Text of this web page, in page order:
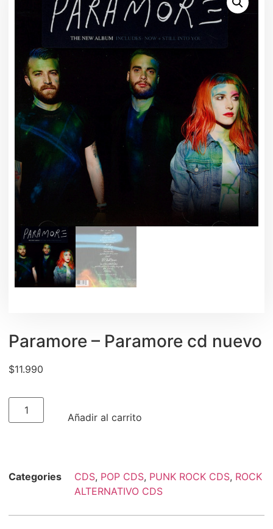
Paramore – Paramore cd nuevo
$11.990
Añadir al carrito
Categories CDS, POP CDS, PUNK ROCK CDS, ROCK
ALTERNATIVO CDS